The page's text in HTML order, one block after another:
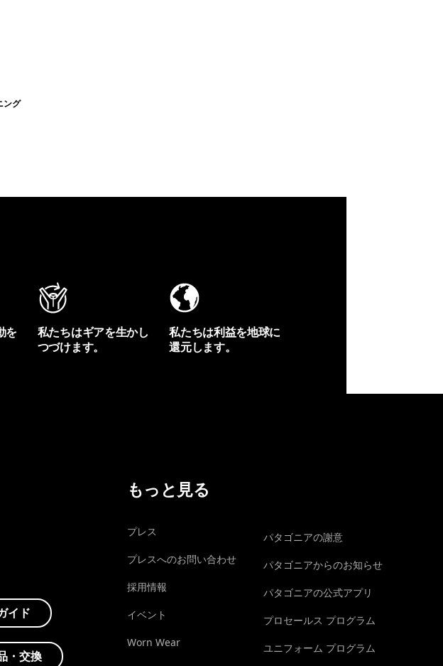
ング
を
私たちはギアを生かし
つづけます。
私たちは利益を地球に
還元します。
イド
・交換
もっと見る
プレス
プレスへのお問い合わせ
採用情報
イベント
Worn Wear
パタゴニアの謝意
パタゴニアからのお知らせ
パタゴニアの公式アプリ
プロセールス プログラム
ユニフォーム プログラム